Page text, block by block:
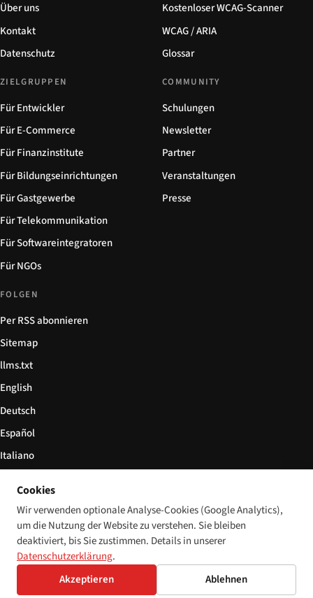
Über uns
Kontakt
Datenschutz
Kostenloser WCAG-Scanner
WCAG / ARIA
Glossar
ZIELGRUPPEN
Für Entwickler
Für E-Commerce
Für Finanzinstitute
Für Bildungseinrichtungen
Für Gastgewerbe
Für Telekommunikation
Für Softwareintegratoren
Für NGOs
COMMUNITY
Schulungen
Newsletter
Partner
Veranstaltungen
Presse
FOLGEN
Per RSS abonnieren
Sitemap
llms.txt
English
Deutsch
Español
Italiano
© 2026 Disability World. Alle Rechte vorbehalten. Cookie-Einstellungen
EnglishDeutschEspañol 简体中文Polski
Cookies
Wir verwenden optionale Analyse-Cookies (Google Analytics),
um die Nutzung der Website zu verstehen. Sie bleiben
deaktiviert, bis Sie zustimmen. Details in unserer
Datenschutzerklärung.
Akzeptieren
Ablehnen